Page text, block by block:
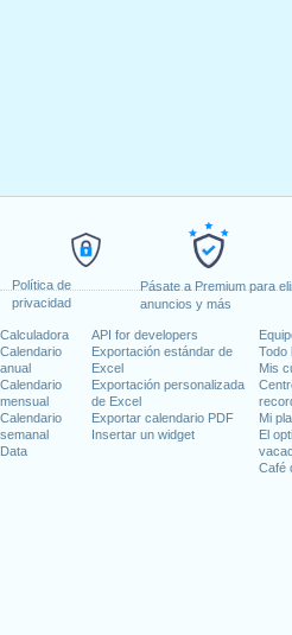
Política de
privacidad
Pásate a Premium para
anuncios y más
Calculadora
Calendario
anual
Calendario
mensual
Calendario
semanal
Data
API for developers
Exportación estándar de
Excel
Exportación personalizada
de Excel
Exportar calendario PDF
Insertar un widget
Todo
Mis
Mi
El
Café